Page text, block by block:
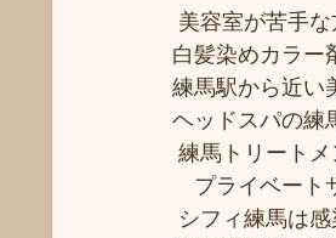
美容室が苦手
白髪染めカラー
練馬駅から近い
ヘッドスパの練
練馬トリート
プライベート
シフィ練馬は